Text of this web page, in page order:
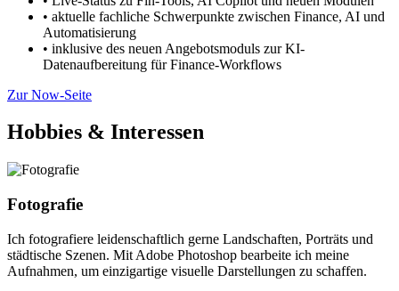
• aktuelle fachliche Schwerpunkte zwischen Finance, AI und
Automatisierung
• inklusive des neuen Angebotsmoduls zur KI-
Datenaufbereitung für Finance-Workflows
Zur Now-Seite
Hobbies & Interessen
Fotografie
Ich fotografiere leidenschaftlich gerne Landschaften, Porträts und
städtische Szenen. Mit Adobe Photoshop bearbeite ich meine
Aufnahmen, um einzigartige visuelle Darstellungen zu schaffen.